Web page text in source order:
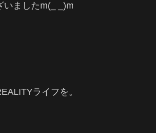
いましたm(_ _)m
ライフを。